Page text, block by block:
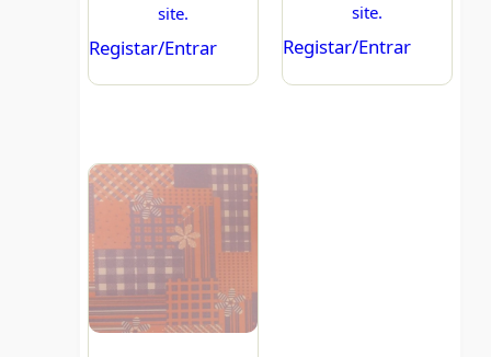
site.
Registar/Entrar
site.
Registar/Entrar